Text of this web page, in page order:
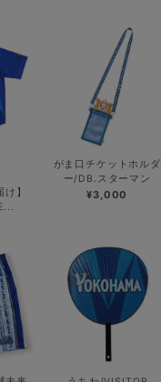
】
がま口チケットホルダ
ー/DB.スターマン
¥3,000